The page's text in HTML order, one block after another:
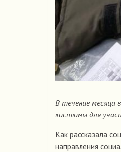
В течение месяца
костюмы для
Как рассказала
направления